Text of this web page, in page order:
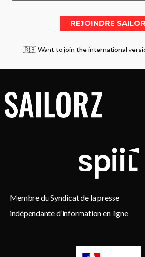
🇬🇧 Want to join the international
Membre du Syndicat de la presse
indépendante d’information en ligne